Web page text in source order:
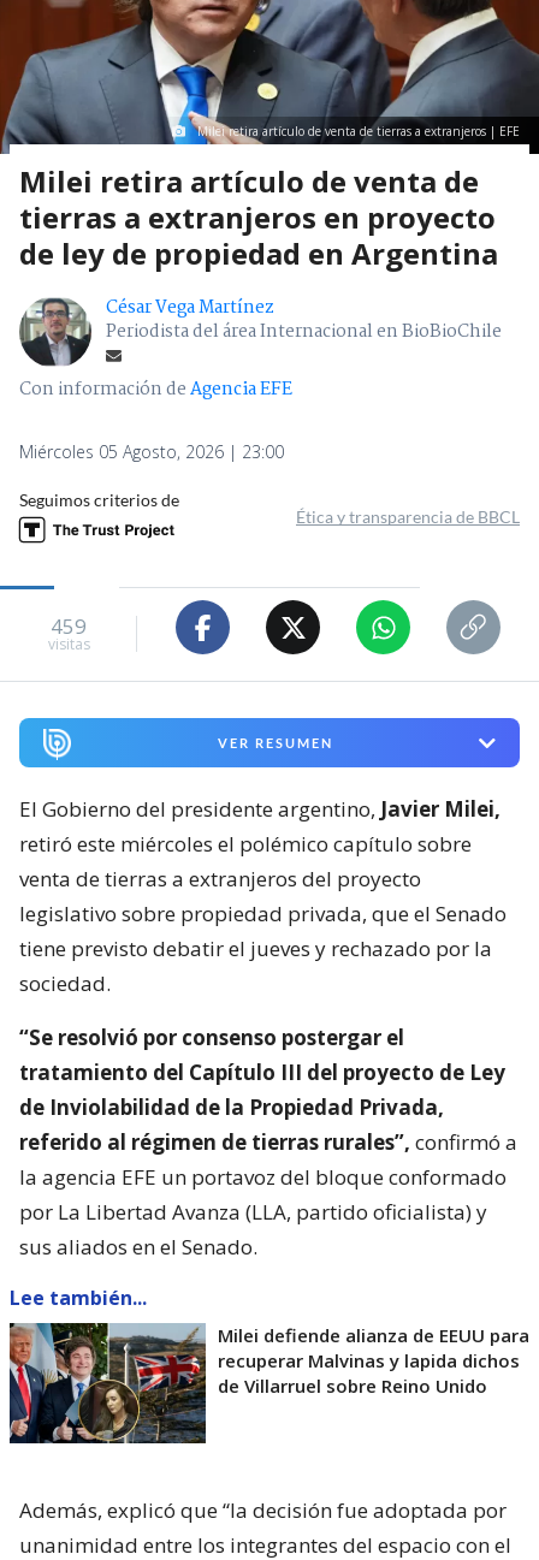
Milei retira artículo de venta de tierras a extranjeros | EFE
Milei retira artículo de venta de
tierras a extranjeros en proyecto
de ley de propiedad en Argentina
César Vega Martínez
Periodista del área Internacional en BioBioChile
Con información deAgencia EFE
Miércoles 05 Agosto, 2026 | 23:00
Seguimos criterios de
Ética y transparencia de BBCL
459
visitas
VER RESUMEN
El Gobierno del presidente argentino, Javier Milei,
retiró este miércoles el polémico capítulo sobre
venta de tierras a extranjeros del proyecto
legislativo sobre propiedad privada, que el Senado
tiene previsto debatir el jueves y rechazado por la
sociedad.
“Se resolvió por consenso postergar el
tratamiento del Capítulo III del proyecto de Ley
de Inviolabilidad de la Propiedad Privada,
referido al régimen de tierras rurales”, confirmó a
la agencia EFE un portavoz del bloque conformado
por La Libertad Avanza (LLA, partido oficialista) y
sus aliados en el Senado.
Lee también...
Milei defiende alianza de EEUU para
recuperar Malvinas y lapida dichos
de Villarruel sobre Reino Unido
Además, explicó que “la decisión fue adoptada por
unanimidad entre los integrantes del espacio con el